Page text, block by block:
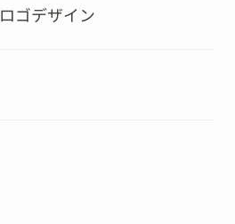
ロゴデザイン